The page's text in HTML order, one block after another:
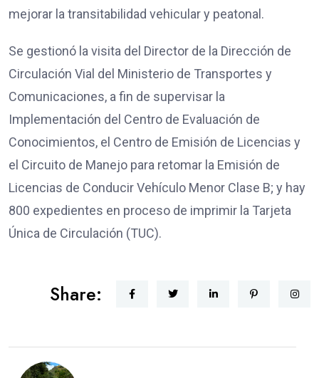
mejorar la transitabilidad vehicular y peatonal.
Se gestionó la visita del Director de la Dirección de
Circulación Vial del Ministerio de Transportes y
Comunicaciones, a fin de supervisar la
Implementación del Centro de Evaluación de
Conocimientos, el Centro de Emisión de Licencias y
el Circuito de Manejo para retomar la Emisión de
Licencias de Conducir Vehículo Menor Clase B; y hay
800 expedientes en proceso de imprimir la Tarjeta
Única de Circulación (TUC).
Share: